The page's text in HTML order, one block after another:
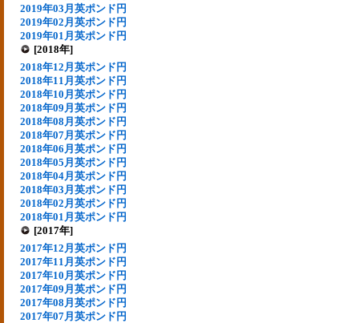
2019年03月英ポンド円
2019年02月英ポンド円
2019年01月英ポンド円
[2018年]
2018年12月英ポンド円
2018年11月英ポンド円
2018年10月英ポンド円
2018年09月英ポンド円
2018年08月英ポンド円
2018年07月英ポンド円
2018年06月英ポンド円
2018年05月英ポンド円
2018年04月英ポンド円
2018年03月英ポンド円
2018年02月英ポンド円
2018年01月英ポンド円
[2017年]
2017年12月英ポンド円
2017年11月英ポンド円
2017年10月英ポンド円
2017年09月英ポンド円
2017年08月英ポンド円
2017年07月英ポンド円